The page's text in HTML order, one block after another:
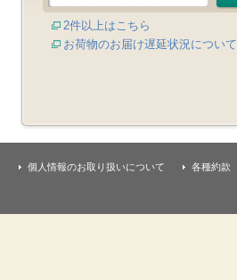
2件以上はこちら
お荷物のお届け遅延状況について
個人情報のお取り扱いについて 各種約款